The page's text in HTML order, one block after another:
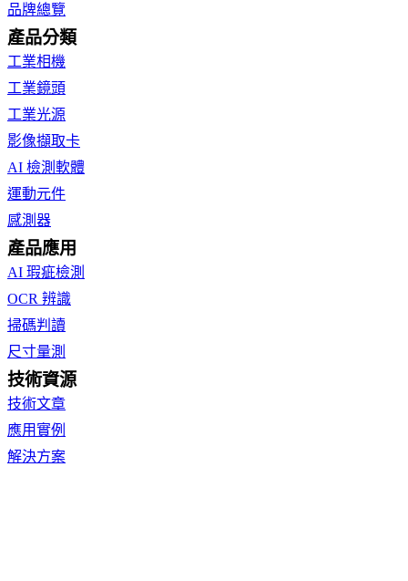
品牌總覽
產品分類
工業相機
工業鏡頭
工業光源
影像擷取卡
AI 檢測軟體
運動元件
感測器
產品應用
AI 瑕疵檢測
OCR 辨識
掃碼判讀
尺寸量測
技術資源
技術文章
應用實例
解決方案